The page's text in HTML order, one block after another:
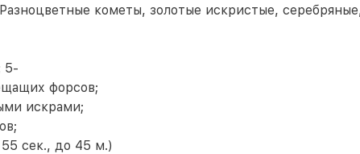
кометы, золотые искристые,
5-
форсов;
искрами;
сек., до 45 м.)